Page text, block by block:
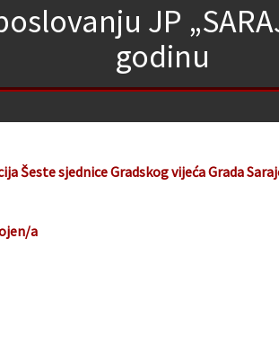
JP
godinu
Šeste sjednice Gradskog vijeća Grada
a